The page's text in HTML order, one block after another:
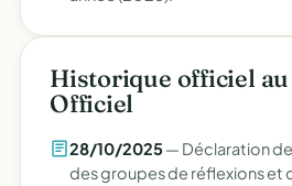
Historique officiel
Officiel
28/10/2025— Déclaration
des groupes de réflexions